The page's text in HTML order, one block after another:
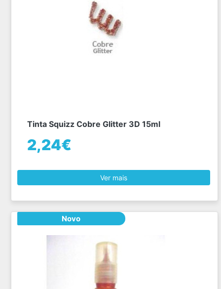
Tinta Squizz Cobre Glitter 3D 15ml
2,24€
Ver mais
Novo